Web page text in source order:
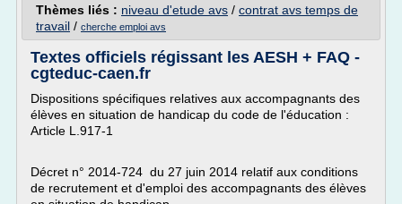
Thèmes liés : niveau d'etude avs / contrat avs temps de
travail / cherche emploi avs
Textes officiels régissant les AESH + FAQ -
cgteduc-caen.fr
Dispositions spécifiques relatives aux accompagnants des
élèves en situation de handicap du code de l'éducation :
Article L.917-1
Décret n° 2014-724 du 27 juin 2014 relatif aux conditions
de recrutement et d'emploi des accompagnants des élèves